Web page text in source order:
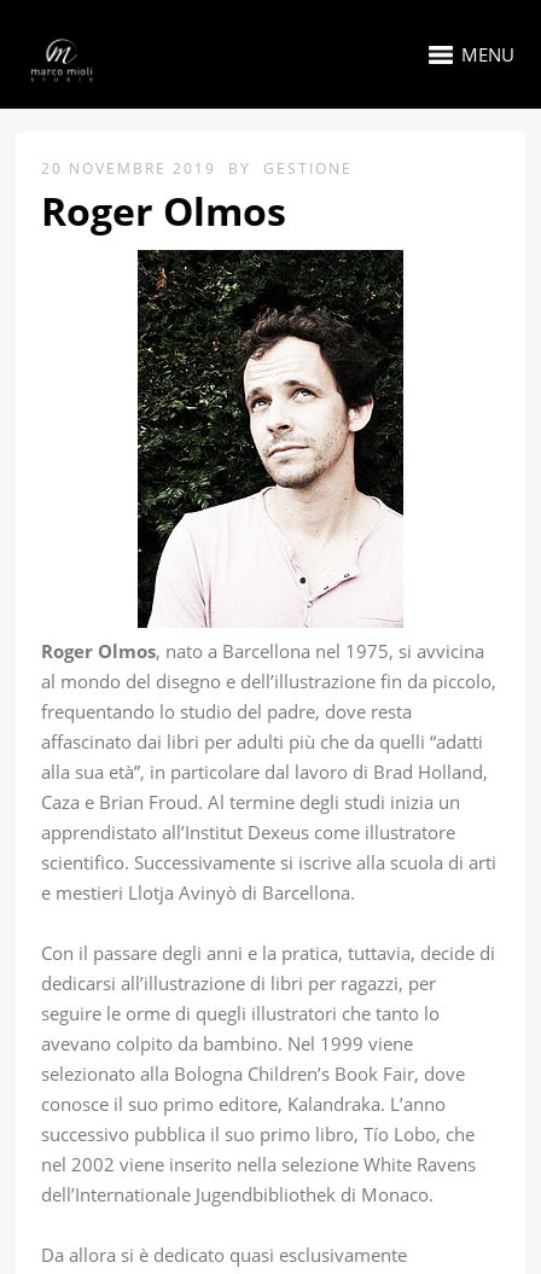
MENU
20 NOVEMBRE 2019 BY GESTIONE
Roger Olmos
Roger Olmos, nato a Barcellona nel 1975, si avvicina
al mondo del disegno e dell’illustrazione fin da piccolo,
frequentando lo studio del padre, dove resta
affascinato dai libri per adulti più che da quelli “adatti
alla sua età”, in particolare dal lavoro di Brad Holland,
Caza e Brian Froud. Al termine degli studi inizia un
apprendistato all’Institut Dexeus come illustratore
scientifico. Successivamente si iscrive alla scuola di arti
e mestieri Llotja Avinyò di Barcellona.
Con il passare degli anni e la pratica, tuttavia, decide di
dedicarsi all’illustrazione di libri per ragazzi, per
seguire le orme di quegli illustratori che tanto lo
avevano colpito da bambino. Nel 1999 viene
selezionato alla Bologna Children’s Book Fair, dove
conosce il suo primo editore, Kalandraka. L’anno
successivo pubblica il suo primo libro, Tío Lobo, che
nel 2002 viene inserito nella selezione White Ravens
dell’Internationale Jugendbibliothek di Monaco.
Da allora si è dedicato quasi esclusivamente